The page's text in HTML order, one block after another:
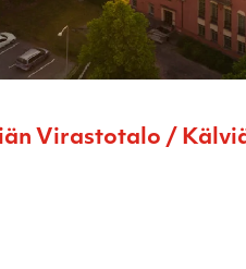
Virastotalo /